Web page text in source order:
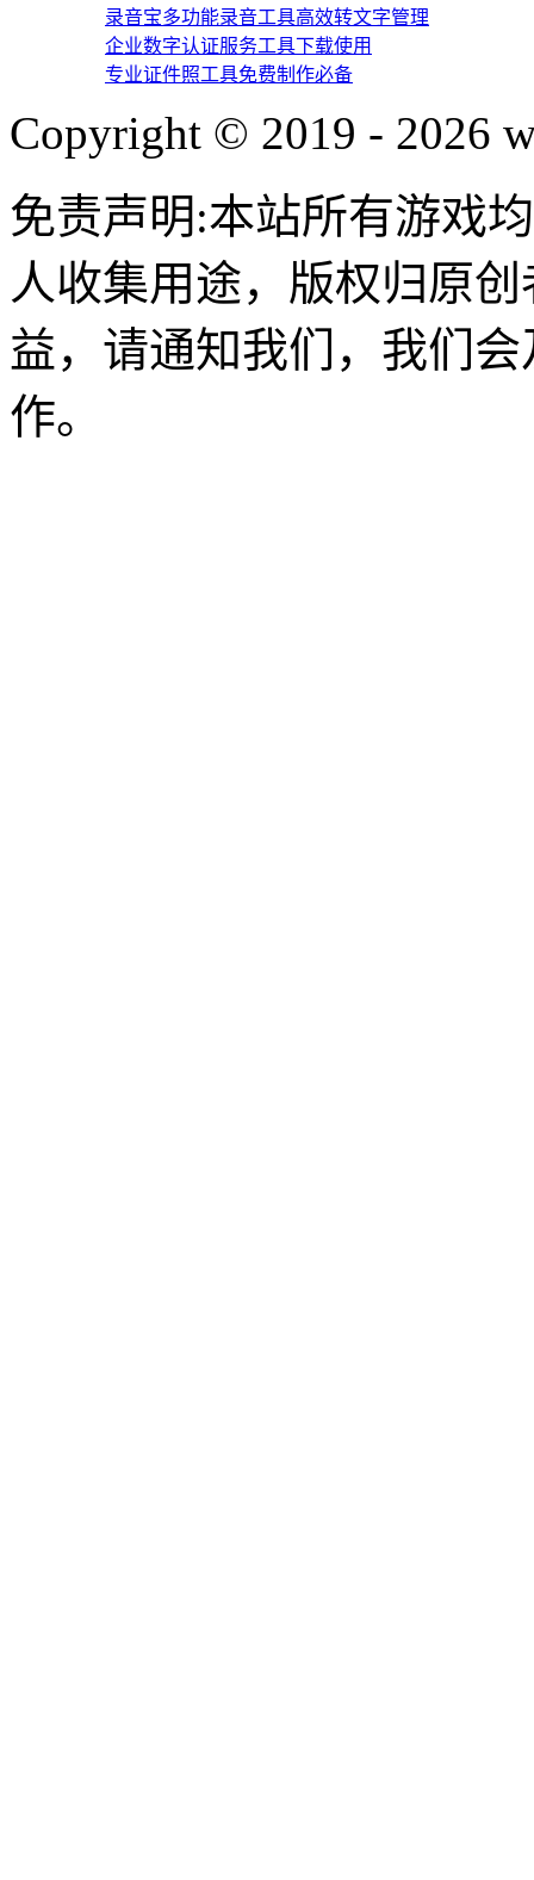
录音宝多功能录音工具高效转文字管理
企业数字认证服务工具下载使用
专业证件照工具免费制作必备
Copyright © 2019 - 2026
免责声明:本站所有游戏
人收集用途，版权归原
益，请通知我们，我们
作。